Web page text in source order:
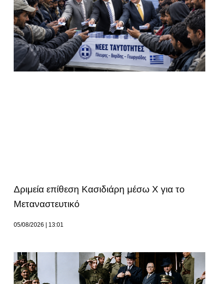
Δριμεία επίθεση Κασιδιάρη μέσω Χ για το
Μεταναστευτικό
05/08/2026 13:01